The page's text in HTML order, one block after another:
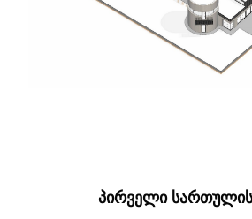
ᲞᲘᲠᲕᲔᲚᲘ ᲡᲐᲠᲗᲣᲚᲘᲡ